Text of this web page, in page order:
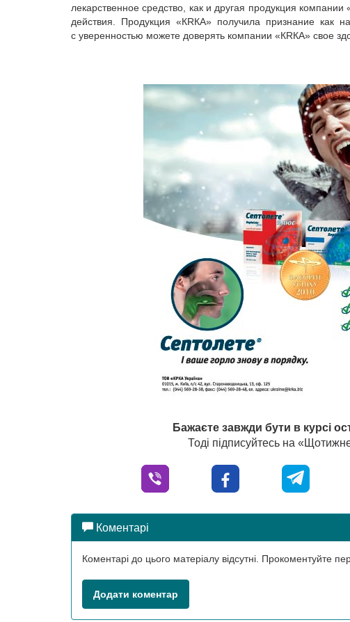
лекарственное средство, как и другая продукция
действия. Продукция «КRКА» получила признание
с уверенностью можете доверять компании «КRКА» свое
Бажаєте завжди бути в курсі
Тоді підписуйтесь на
Коментарі
Коментарі до цього матеріалу відсутні. Прокоментуйте
Додати коментар